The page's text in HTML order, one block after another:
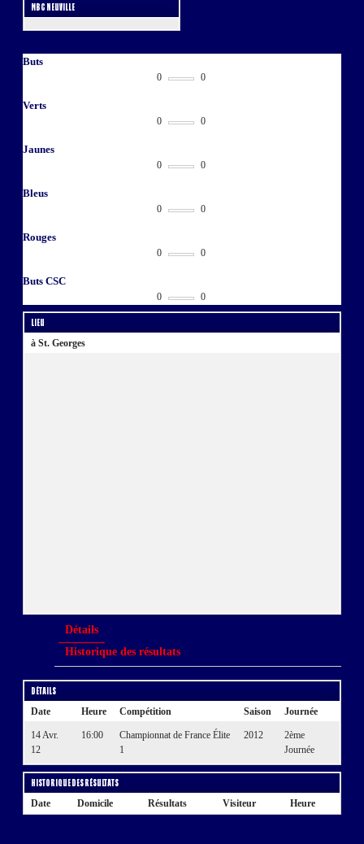
MBC NEUVILLE
Buts
0 0
Verts
0 0
Jaunes
0 0
Bleus
0 0
Rouges
0 0
Buts CSC
0 0
Lieu
à St. Georges
Détails
Historique des résultats
Détails
Date Heure Compétition Saison Journée
14 Avr.
12
16:00
Championnat de France Élite
1
2012
2ème
Journée
Historique des résultats
Date Domicile Résultats Visiteur Heure